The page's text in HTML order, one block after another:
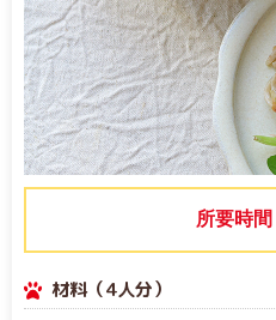
所要時間
材料（4人分）